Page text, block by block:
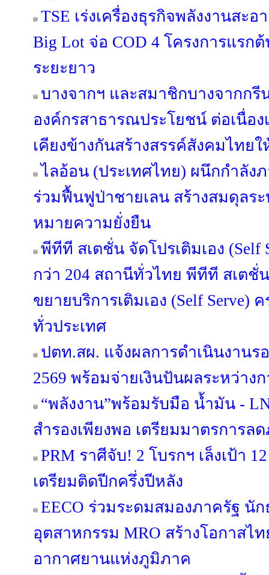
TSE เร่งเครื่องธุรกิจพลังงานสะ
Big Lot จ่อ COD 4 โครงการแรก
ระยะยาว
บางจากฯ และสมาชิกบางจากก
องค์กรสาธารณประโยชน์ ต่อเนื่อ
เคียงข้างกันสร้างสรรค์สังคมไทย
ไลอ้อน (ประเทศไทย) ผนึกกำลัง
ร่วมฟื้นฟูป่าชายเลน สร้างสมดุลระ
หมายความยั่งยืน
พีทีที สเตชั่น จัดโปรเติมเอง (Self
กว่า 204 สถานีทั่วไทย พีทีที สเตชั่
ขยายบริการเติมเอง (Self Serve)
ทั่วประเทศ
ปตท.สผ. แจ้งผลการดำเนินงานร
2569 พร้อมจ่ายเงินปันผลระหว่าง
“พลังงาน”พร้อมรับมือ น้ำมัน -
สำรองเพียงพอ เตรียมมาตรการล
PRM ราศีจับ! 2 โบรกฯ เล็งเป้า
เตรียมติดปีกครึ่งปีหลัง
EECO ร่วมระดมสมองภาครัฐ นั
อุตสาหกรรม MRO สร้างโอกาสไ
อากาศยานแห่งภูมิภาค